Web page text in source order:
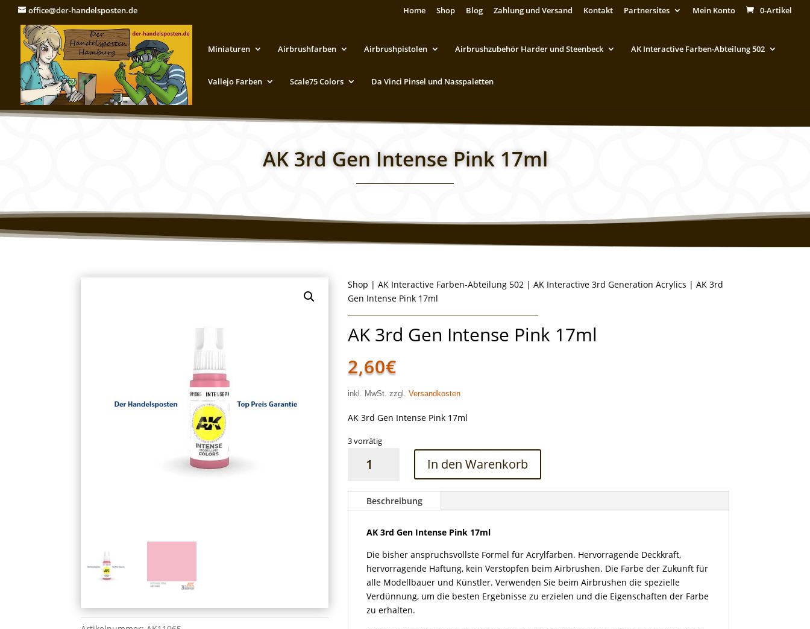
office@der-handelsposten.de Home Shop Blog Zahlung und Versand Kontakt Partnersites Mein Konto 0-Artikel
Miniaturen Airbrushfarben Airbrushpistolen Airbrushzubehör Harder und Steenbeck AK Interactive Farben-Abteilung 502
Vallejo Farben Scale75 Colors Da Vinci Pinsel und Nasspaletten
AK 3rd Gen Intense Pink 17ml
Shop |AK Interactive Farben-Abteilung 502 |AK Interactive 3rd Generation Acrylics | AK 3rd
Gen Intense Pink 17ml
AK 3rd Gen Intense Pink 17ml
2,60€
inkl. MwSt. zzgl.Versandkosten
AK 3rd Gen Intense Pink 17ml
3 vorrätig
Intense
Menge
In den Warenkorb
Beschreibung
AK 3rd Gen Intense Pink 17ml
Die bisher anspruchsvollste Formel für Acrylfarben. Hervorragende Deckkraft,
hervorragende Haftung, kein Verstopfen beim Airbrushen. Die Farbe der Zukunft für
alle Modellbauer und Künstler. Verwenden Sie beim Airbrushen die spezielle
Verdünnung, um die besten Ergebnisse zu erzielen und die Eigenschaften der Farbe
zu erhalten.